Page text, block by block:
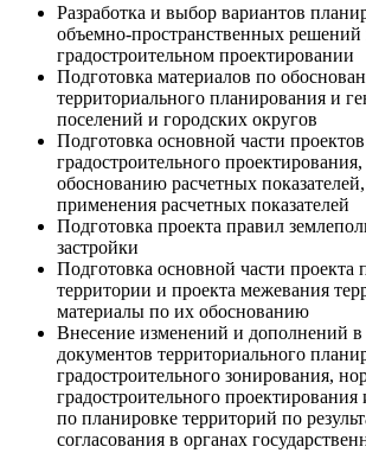
Разработка и выбор вариантов
объемно-пространственных решений
градостроительном проектировании
Подготовка материалов по
территориального планирования и
поселений и городских округов
Подготовка основной части
градостроительного
обоснованию расчетных
применения расчетных показателей
Подготовка проекта правил
застройки
Подготовка основной части проекта
территории и проекта межевания
материалы по их обоснованию
Внесение изменений и дополнений
документов территориального
градостроительного зонирования,
градостроительного
по планировке территорий по
согласования в органах